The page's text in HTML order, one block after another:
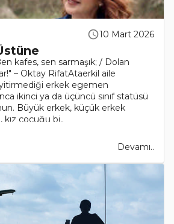
10 Mart 2026
kafes, sen sarmaşık; / Dolan
– Oktay RifatAtaerkil aile
erkek egemen
ikinci ya da üçüncü sınıf statüsü
Büyük erkek, küçük erkek
çocuğu bi..
Devamı..